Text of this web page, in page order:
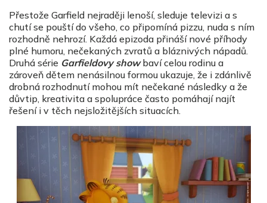
Přestože Garfield nejraději lenoší, sleduje televizi a s
chutí se pouští do všeho, co připomíná pizzu, nuda s ním
rozhodně nehrozí. Každá epizoda přináší nové příhody
plné humoru, nečekaných zvratů a bláznivých nápadů.
Druhá série Garfieldovy showbaví celou rodinu a
zároveň dětem nenásilnou formou ukazuje, že i zdánlivě
drobná rozhodnutí mohou mít nečekané následky a že
důvtip, kreativita a spolupráce často pomáhají najít
řešení i v těch nejsložitějších situacích.